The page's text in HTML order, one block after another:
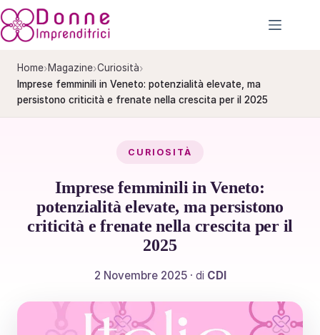
Salta
al
Home›Magazine›Curiosità›
Imprese femminili in Veneto: potenzialità elevate, ma
persistono criticità e frenate nella crescita per il 2025
CURIOSITÀ
Imprese femminili in Veneto:
potenzialità elevate, ma persistono
criticità e frenate nella crescita per il
2025
2 Novembre 2025 · di CDI